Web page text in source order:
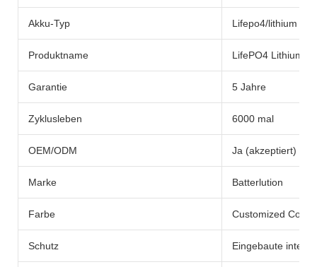
Akku-Typ Lifepo4/lithium
Produktname LifePO4 Lithium -
Garantie 5 Jahre
Zyklusleben 6000 mal
OEM/ODM Ja (akzeptiert)
Marke Batterlution
Farbe Customized Color
Schutz Eingebaute